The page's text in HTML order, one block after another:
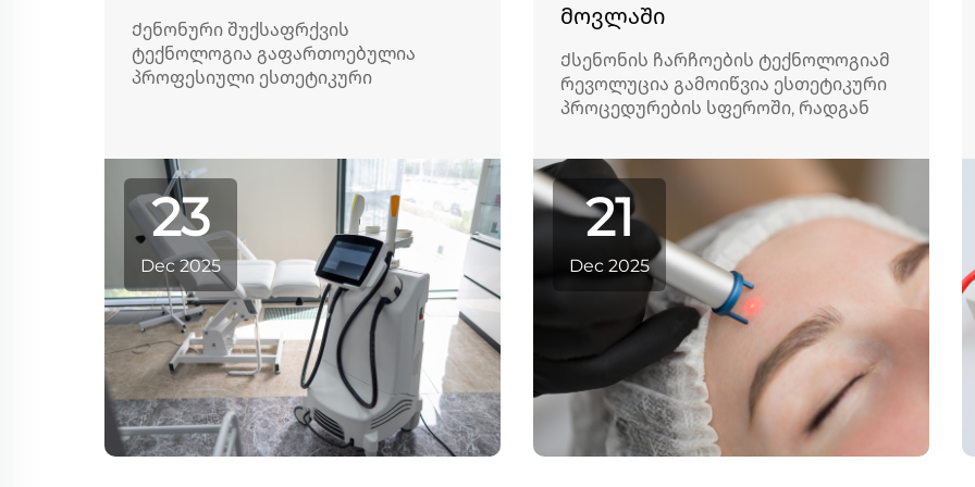
Ქენონური შუქსაფრქვის
ტექნოლოგია გაფართოებულია
პროფესიული ესთეტიკური
მოწყობილობებში კლინიკური და
სახლის გამოყენებისთვის. მიწოდება
მოკლე, მაღალი ინტენსივობის
სპექტრული სინათლის შეტევებით...
23
Dec 2025
მოვლაში
Ქსენონის ჩარჩოების ტექნოლოგიამ
რევოლუცია გამოიწვია ესთეტიკური
პროცედურების სფეროში, რადგან
აღდგენას და სამიზნე
დერმატოლოგიურ თერაპიებს
საიმედო და მაღალი ინტენსივობის
სინათლის წყაროებით. პირიქით
ტრადიციულ უწყვეტ სინათლის
სისტემების, ქსენონის ჩარჩოები...
21
Dec 2025